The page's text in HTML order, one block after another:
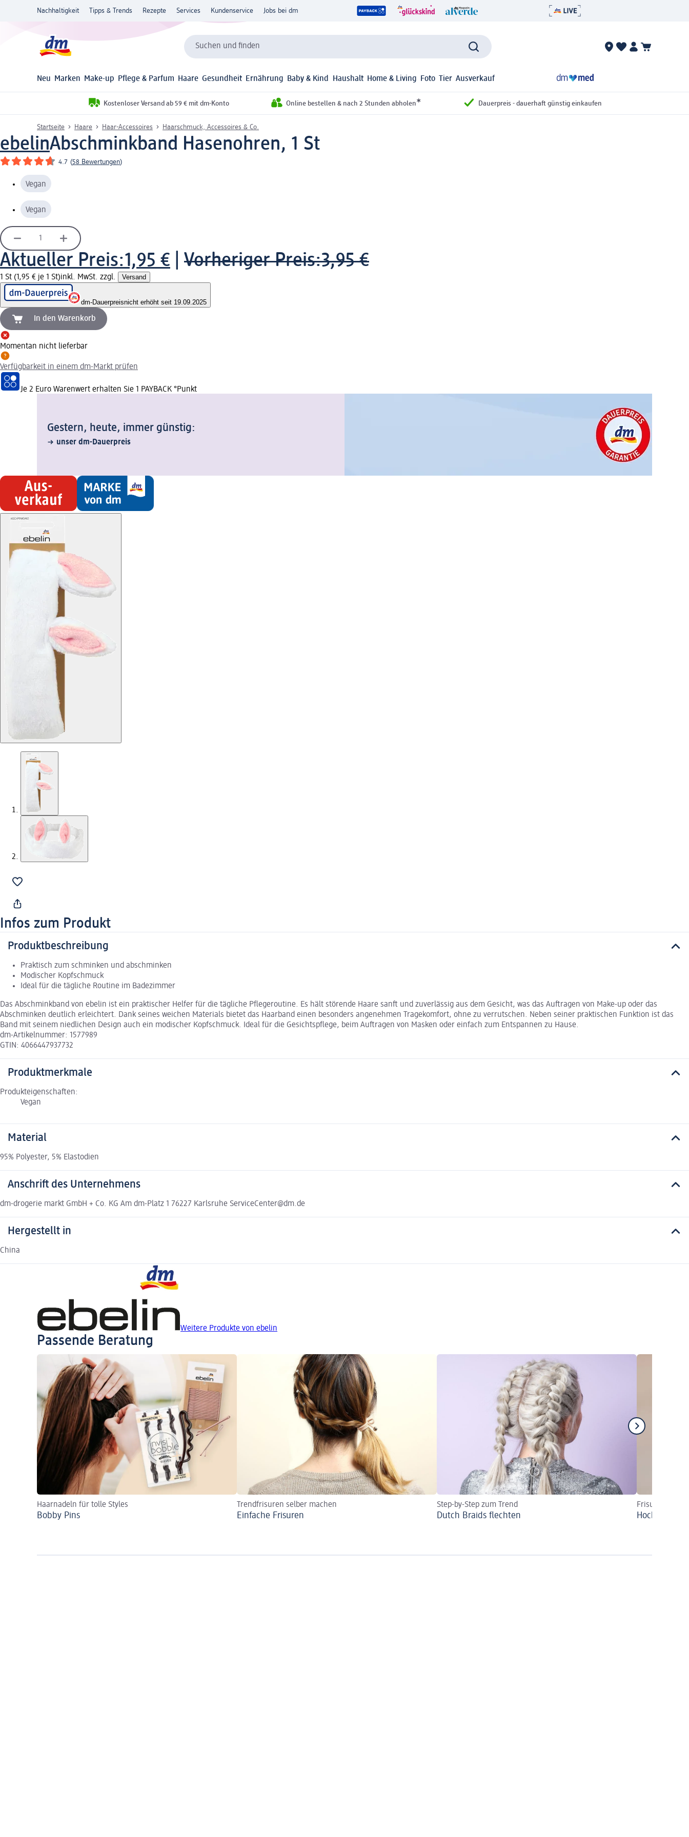
Nachhaltigkeit Tipps & Trends Rezepte Services Kundenservice Jobs bei dm
Suchen und finden
Neu Marken Make-up Pflege & Parfum Haare Gesundheit Ernährung Baby & Kind Haushalt Home & Living Foto Tier Ausverkauf
Kostenloser Versand ab 59 € mit dm-Konto Online bestellen & nach 2 Stunden abholen* Dauerpreis - dauerhaft günstig einkaufen
Startseite Haare Haar-Accessoires Haarschmuck, Accessoires & Co.
ebelinAbschminkband Hasenohren, 1 St
4.7 (58 Bewertungen)
Vegan
Vegan
Aktueller Preis:1,95 € Vorheriger Preis:3,95 €
1 St (1,95 € je 1 St)inkl. MwSt. zzgl. Versand
dm-Dauerpreisnicht erhöht seit 19.09.2025
In den Warenkorb
Momentan nicht lieferbar
Verfügbarkeit in einem dm-Markt prüfen
Je 2 Euro Warenwert erhalten Sie 1 PAYBACK °Punkt
Gestern, heute, immer günstig:
unser dm-Dauerpreis
Infos zum Produkt
Produktbeschreibung
Praktisch zum schminken und abschminken
Modischer Kopfschmuck
Ideal für die tägliche Routine im Badezimmer
Das Abschminkband von ebelin ist ein praktischer Helfer für die tägliche Pflegeroutine. Es hält störende Haare sanft und zuverlässig aus dem Gesicht, was das Auftragen von Make-up oder das
Abschminken deutlich erleichtert. Dank seines weichen Materials bietet das Haarband einen besonders angenehmen Tragekomfort, ohne zu verrutschen. Neben seiner praktischen Funktion ist das
Band mit seinem niedlichen Design auch ein modischer Kopfschmuck. Ideal für die Gesichtspflege, beim Auftragen von Masken oder einfach zum Entspannen zu Hause.
dm-Artikelnummer: 1577989
GTIN: 4066447937732
Produktmerkmale
Produkteigenschaften:
Vegan
Material
95% Polyester, 5% Elastodien
Anschrift des Unternehmens
dm-drogerie markt GmbH + Co. KG Am dm-Platz 1 76227 Karlsruhe ServiceCenter@dm.de
Hergestellt in
China
Weitere Produkte von ebelin
Passende Beratung
Haarnadeln für tolle Styles
Bobby Pins
Trendfrisuren selber machen
Einfache Frisuren
Step-by-Step zum Trend
Dutch Braids flechten
Frisuren für